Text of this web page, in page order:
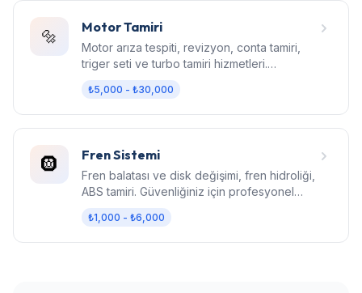
🔩 Motor Tamiri
Motor arıza tespiti, revizyon, conta tamiri,
triger seti ve turbo tamiri hizmetleri.
₺5,000 - ₺30,000
🛞 Fren Sistemi
Fren balatası ve disk değişimi, fren hidroliği,
ABS tamiri. Güvenliğiniz için profesyonel
₺1,000 - ₺6,000